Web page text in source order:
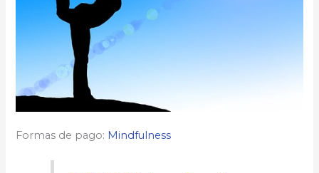
Formas de pago: Mindfulness